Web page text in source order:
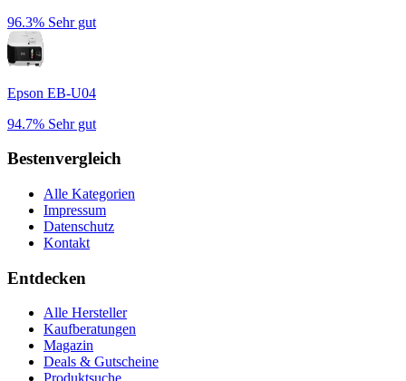
96.3% Sehr gut
Epson EB-U04
94.7% Sehr gut
Bestenvergleich
Alle Kategorien
Impressum
Datenschutz
Kontakt
Entdecken
Alle Hersteller
Kaufberatungen
Magazin
Deals & Gutscheine